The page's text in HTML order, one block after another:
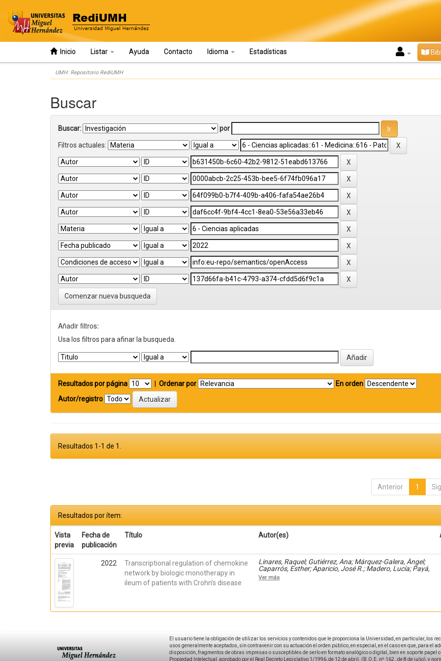
Inicio Listar Ayuda Contacto Idioma Estadísticas
UMH: Repositorio RediUMH
Buscar
Buscar: por
Filtros actuales:
Comenzar nueva busqueda
Añadir filtros:
Usa los filtros para afinar la busqueda.
Resultados por página Ordenar por
En orden
Autor/registro
Resultados 1-1 de 1.
Anterior 1
Resultados por ítem:
Vista
previa
Fecha de
publicación
Título Autor(es)
2022
Transcriptional regulation of chemokine
network by biologic monotherapy in
ileum of patients with Crohn’s disease
Linares, Raquel; Gutiérrez, Ana; Márquez-Galera, Ángel;
Caparrós, Esther; Aparicio, José R.; Madero, Lucía; Payá,
Artemio; López-Atalaya, José P.; Francés, Rubén
Ver más
El usuario tiene la obligación de utilizar los servicios y contenidos que le proporciona la Universidad, en particular, los
usos generalmente aceptados, sin contravenir con su actuación el orden público, en especial, en el caso en que, para
disposición, fragmentos de obras impresas o susceptibles de serlo en formato analógico o digital, bien en soporte papel
Propiedad Intelectual, aprobado por el Real Decreto Legislativo 1/1996, de 12 de abril. (B.O.E. nº 162 , de 8 de julio), y